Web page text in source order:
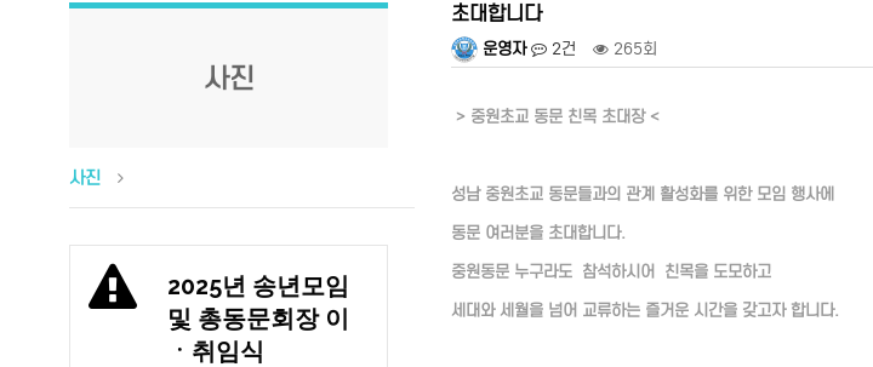
사진
사진
2025년 송년모임
및 총동문회장 이
ㆍ취임식
초대합니다
운영자 2건 265회
> 중원초교 동문 친목 초대장 <
성남 중원초교 동문들과의 관계 활성화를 위한 모임 행사에
동문 여러분을 초대합니다.
중원동문 누구라도 참석하시어 친목을 도모하고
세대와 세월을 넘어 교류하는 즐거운 시간을 갖고자 합니다.